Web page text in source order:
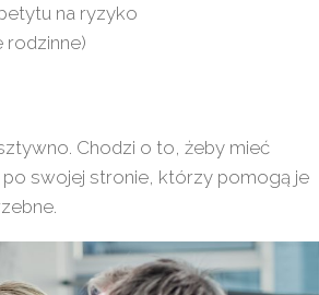
na ryzyko
rodzinne)
Chodzi o to, żeby mieć
po swojej stronie, którzy pomogą je